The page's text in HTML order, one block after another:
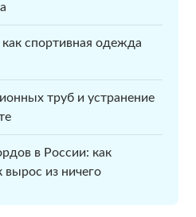
спортивная одежда
труб и устранение
в России: как
вырос из ничего